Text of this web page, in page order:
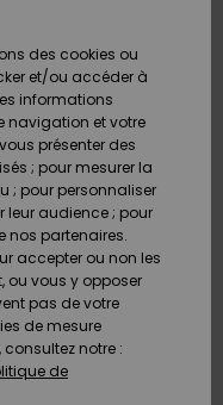
des cookies ou
et/ou accéder à
informations
navigation et votre
présenter des
; pour mesurer la
; pour personnaliser
leur audience ; pour
nos partenaires.
accepter ou non les
ou vous y opposer
pas de votre
de mesure
notre :
de